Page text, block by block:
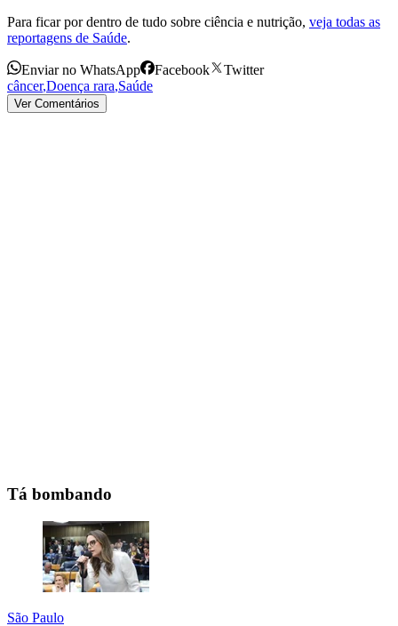
Para ficar por dentro de tudo sobre ciência e nutrição, veja todas as
reportagens de Saúde.
Enviar no WhatsApp Facebook
Twitter
câncer,Doença rara,Saúde
Ver Comentários
Tá bombando
São Paulo